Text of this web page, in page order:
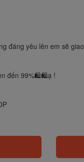
đáng yêu lên em sẽ
đến 99%🛍🛍ạ !